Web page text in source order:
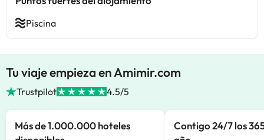
Piscina
Tu viaje empieza en Amimir.com
Trustpilot 4.5/5
Más de 1.000.000 hoteles
Contigo 24/7 los